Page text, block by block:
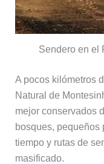
Sendero en el
A pocos kilómetros
Natural de
mejor conservados
bosques, pequeños
tiempo y rutas de
masificado.